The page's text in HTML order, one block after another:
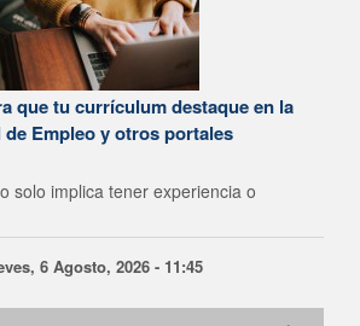
que tu currículum destaque en la
de Empleo y otros portales
solo implica tener experiencia o
6 Agosto, 2026 - 11:45